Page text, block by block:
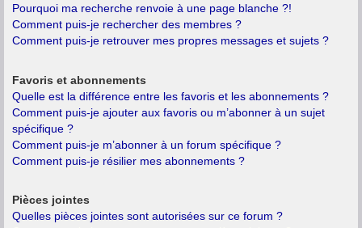
Pourquoi ma recherche renvoie à une page blanche ?!
Comment puis-je rechercher des membres ?
Comment puis-je retrouver mes propres messages et sujets ?
Favoris et abonnements
Quelle est la différence entre les favoris et les abonnements ?
Comment puis-je ajouter aux favoris ou m’abonner à un sujet
spécifique ?
Comment puis-je m’abonner à un forum spécifique ?
Comment puis-je résilier mes abonnements ?
Pièces jointes
Quelles pièces jointes sont autorisées sur ce forum ?